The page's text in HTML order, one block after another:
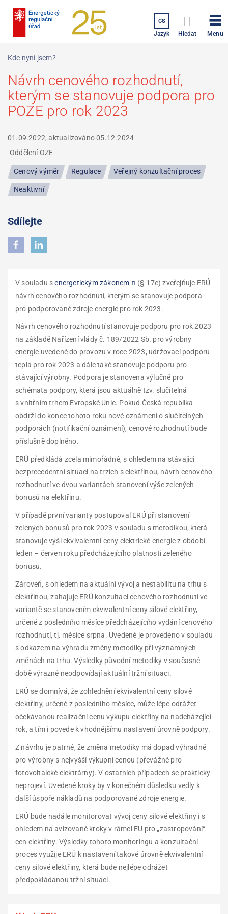
CS
Jazyk Hledat Menu
Kde nyní jsem?
Návrh cenového rozhodnutí,
kterým se stanovuje podpora pro
POZE pro rok 2023
01.09.2022, aktualizováno05.12.2024
Oddělení OZE
Cenový výměr Regulace Veřejný konzultační proces
Neaktivní
V souladu senergetickým zákonem (§ 17e)zveřejňuje ERÚ
návrh cenového rozhodnutí, kterým se stanovuje podpora
pro podporované zdroje energie pro rok 2023.
Návrh cenového rozhodnutí stanovuje podporu pro rok 2023
na základě Nařízení vlády č. 189/2022 Sb. pro výrobny
energie uvedené do provozu v roce 2023, udržovací podporu
tepla pro rok 2023 a dále také stanovuje podporu pro
stávající výrobny. Podpora je stanovena výlučně pro
schémata podpory, která jsou aktuálně tzv. slučitelná
s vnitřním trhem Evropské Unie. Pokud Česká republika
obdrží do konce tohoto roku nové oznámení o slučitelných
podporách (notifikační oznámení), cenové rozhodnutí bude
příslušně doplněno.
ERÚ předkládá zcela mimořádně, s ohledem na stávající
bezprecedentní situaci na trzích s elektřinou, návrh cenového
rozhodnutí ve dvou variantách stanovení výše zelených
bonusů na elektřinu.
V případě první varianty postupoval ERÚ při stanovení
zelených bonusů pro rok 2023 v souladu s metodikou, která
stanovuje výši ekvivalentní ceny elektrické energie z období
leden – červen roku předcházejícího platnosti zeleného
bonusu.
Zároveň, s ohledem na aktuální vývoj a nestabilitu na trhu s
elektřinou, zahajuje ERÚ konzultaci cenového rozhodnutí ve
variantě se stanovením ekvivalentní ceny silové elektřiny,
určené z posledního měsíce předcházejícího vydání cenového
rozhodnutí, tj. měsíce srpna. Uvedené je provedeno v souladu
s odkazem na výhradu změny metodiky při významných
změnách na trhu. Výsledky původní metodiky v současné
době výrazně neodpovídají aktuální tržní situaci.
ERÚ se domnívá, že zohlednění ekvivalentní ceny silové
elektřiny, určené z posledního měsíce, může lépe odrážet
očekávanou realizační cenu výkupu elektřiny na nadcházející
rok, a tím i povede k vhodnějšímu nastavení úrovně podpory.
Z návrhu je patrné, že změna metodiky má dopad výhradně
pro výrobny s nejvyšší výkupní cenou (převážně pro
fotovoltaické elektrárny). V ostatních případech se prakticky
neprojeví. Uvedené kroky by v konečném důsledku vedly k
další úspoře nákladů na podporované zdroje energie.
ERÚ bude nadále monitorovat vývoj ceny silové elektřiny i s
ohledem na avizované kroky v rámci EU pro „zastropování“
cen elektřiny. Výsledky tohoto monitoringu a konzultační
proces využije ERÚ k nastavení takové úrovně ekvivalentní
ceny silové elektřiny, která bude nejlépe odrážet
předpokládanou tržní situaci.
Sdílejte